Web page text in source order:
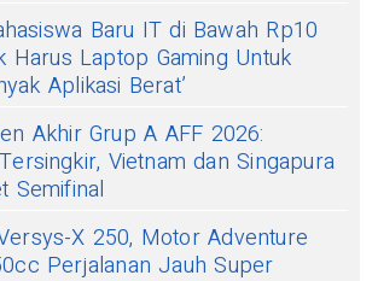
Baru IT di Bawah Rp10
Harus Laptop Gaming Untuk
Aplikasi Berat’
Akhir Grup A AFF 2026:
Vietnam dan Singapura
Semifinal
X 250, Motor Adventure
Perjalanan Jauh Super